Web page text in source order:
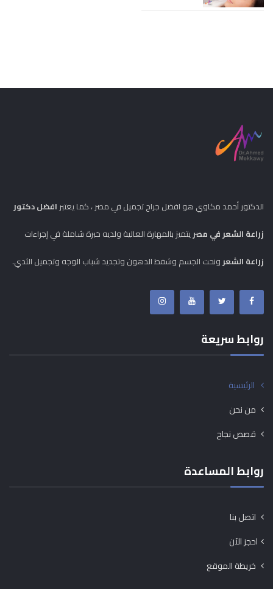
الدكتور أحمد مكاوي هو افضل جراح تجميل في مصر ، كما يعتبر افضل دكتور
زراعة الشعر في مصريتميز بالمهارة العالية ولديه خبرة شاملة في إجراءات
زراعة الشعرونحت الجسم وشفط الدهون وتجديد شباب الوجه وتجميل الثدي.
روابط سريعة
الرئيسية
من نحن
قصص نجاح
روابط المساعدة
اتصل بنا
احجز الآن
خريطة الموقع